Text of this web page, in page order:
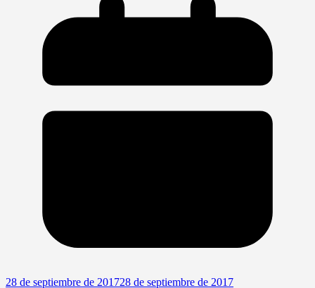
28 de septiembre de 201728 de septiembre de 2017